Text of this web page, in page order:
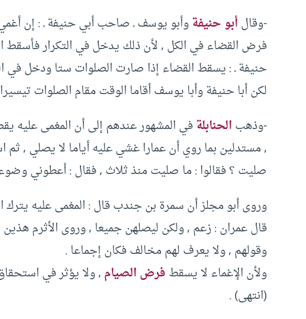
-وقالأبو حنيفةوأبو يوسف ـ صاحب أبي حنيفة ـ : إن
فرض القضاء في الكل , لأن ذلك يدخل في التكرار
حنيفة ـ : يسقط القضاء إذا صارت الصلوات ستا ودخل في
لكن أبا حنيفة وأبا يوسف أقاما الوقت مقام الصلوات
-وذهبالحنابلةفي المشهور عندهم إلى أن المغمى عليه
, مستدلين بما روي أن عمارا غشي عليه أياما لا يصلي ,
صليت ؟ فقالوا : ما صليت منذ ثلاث , فقال : أعطوني
وروى أبو مجلز أن سمرة بن جندب قال : المغمى عليه
قال عمران : زعم , ولكن ليصلهن جميعا , وروى الأثرم
وقولهم , ولا يعرف لهم مخالف فكان إجماعا .
ولأن الإغماء لا يسقطفرض الصيام, ولا يؤثر في
(انتهى) .